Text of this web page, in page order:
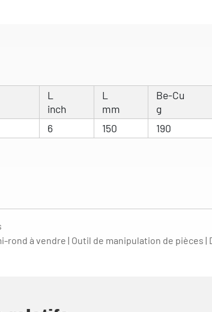
L
inch
L
mm
Be-Cu
g
6 150 190
rond à vendre | Outil de manipulation de pièces